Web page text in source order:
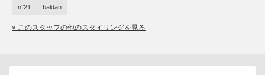
n°21 baldan
» このスタッフの他のスタイリングを見る